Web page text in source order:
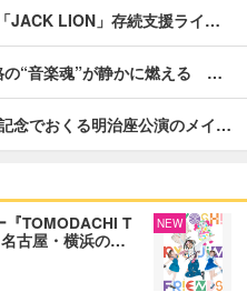
JACK LION」存続支援ライ…
“音楽魂”が静かに燃える …
念でおくる明治座公演のメイ…
『TOMODACHI T
古屋・横浜の…
NEW